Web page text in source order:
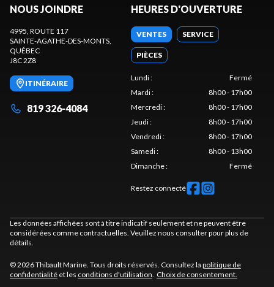
NOUS JOINDRE
4995, ROUTE 117
SAINTE-AGATHE-DES-MONTS,
QUÉBEC
J8C 2Z8
ITINÉRAIRE
819 326-4084
HEURES D'OUVERTURE
VENTES SERVICE
PIÈCES
Lundi:
Fermé
Mardi:
8h00 - 17h00
Mercredi:
8h00 - 17h00
Jeudi:
8h00 - 17h00
Vendredi:
8h00 - 17h00
Samedi:
8h00 - 13h00
Dimanche: Fermé
Restez connecté
Les données affichées sont à titre indicatif seulement et ne peuvent être
considérées comme contractuelles. Veuillez nous consulter pour plus de
détails.
© 2026 Thibault Marine. Tous droits réservés. Consultez la politique de
confidentialité et les conditions d'utilisation. Choix de consentement.